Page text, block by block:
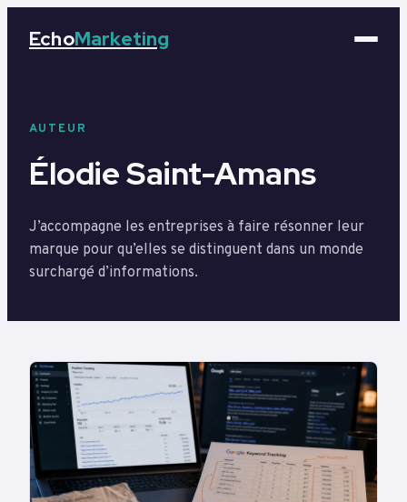
EchoMarketing
Business
Éducation
AUTEUR
Élodie Saint-Amans
J’accompagne les entreprises à faire résonner leur
marque pour qu’elles se distinguent dans un monde
surchargé d’informations.